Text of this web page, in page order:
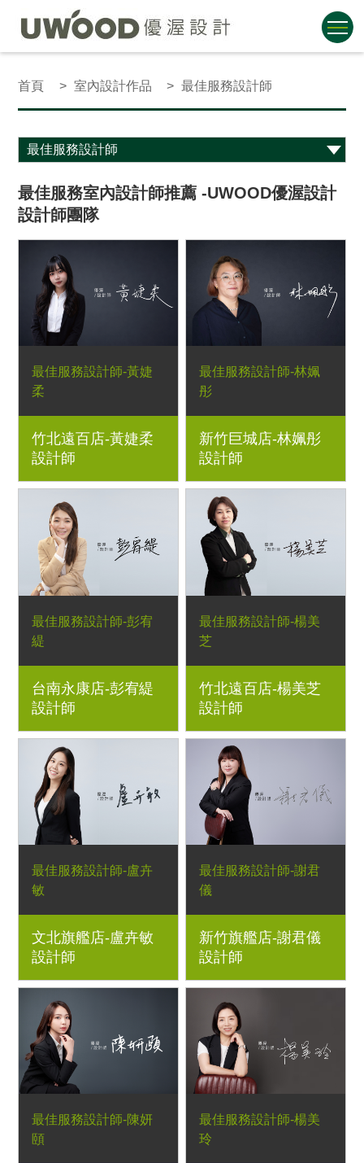
首頁 室內設計作品 最佳服務設計師
最佳服務室內設計師推薦 -UWOOD優渥設計
設計師團隊
最佳服務設計師-黃婕
柔
竹北遠百店-黃婕柔
設計師
最佳服務設計師-林姵
彤
新竹巨城店-林姵彤
設計師
最佳服務設計師-彭宥
緹
台南永康店-彭宥緹
設計師
最佳服務設計師-楊美
芝
竹北遠百店-楊美芝
設計師
最佳服務設計師-盧卉
敏
文北旗艦店-盧卉敏
設計師
最佳服務設計師-謝君
儀
新竹旗艦店-謝君儀
設計師
最佳服務設計師-陳妍
頤
最佳服務設計師-楊美
玲